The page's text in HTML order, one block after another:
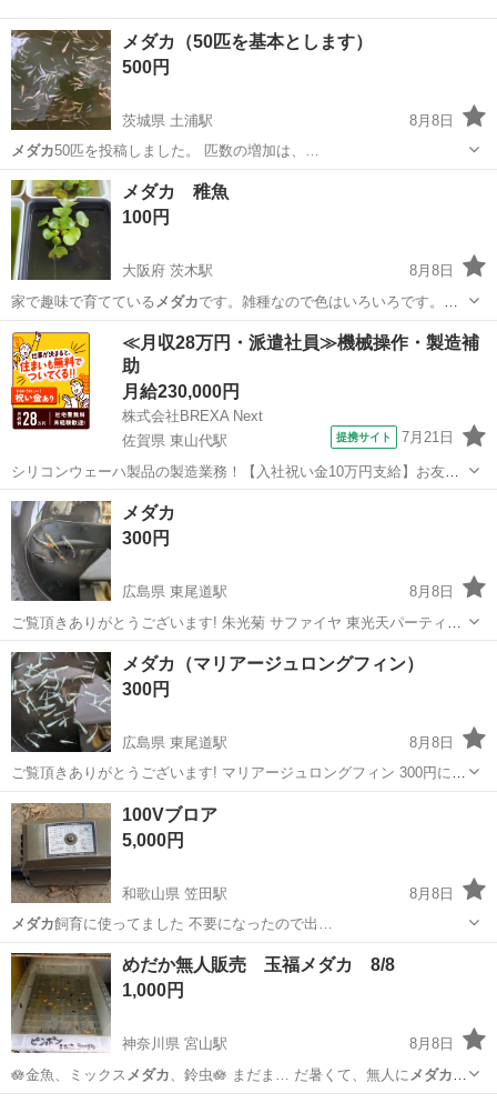
メダカ（50匹を基本とします）
500円
茨城県 土浦駅
8月8日
メダカ50匹を投稿しました。 匹数の増加は、…
茨城 土浦市 土浦駅 その他
メダカ 稚魚
100円
大阪府 茨木駅
8月8日
家で趣味で育てているメダカです。雑種なので色はいろいろです。
こ…
大阪 茨木市 茨木駅 その他 稚魚
≪月収28万円・派遣社員≫機械操作・製造補
助
月給230,000円
株式会社BREXA Next
佐賀県 東山代駅
提携サイト 7月21日
シリコンウェーハ製品の製造業務！【入社祝い金10万円支給】お友達
やカップルとの応募OK◎年間休日129日＆休出なしでプライベート充
実♪業務はクリーンルームで快適作業◎自社正社員登用制度あり★1食
300円～の格安食堂あり！《佐...
佐賀 伊万里市
メダカ
300円
広島県 東尾道駅
8月8日
ご覧頂きありがとうございます! 朱光菊 サファイヤ 東光天パーティー
ドレス 三色ラメ 王華 一匹３００円にてお譲り致します。 沢山買われ
る方には、少しサービス致します。 その他にも ユリシス 紅白 マリア
ージュロングフィン...
広島 尾道市 東尾道駅
メダカ（マリアージュロングフィン）
300円
広島県 東尾道駅
8月8日
ご覧頂きありがとうございます! マリアージュロングフィン 300円にて
お譲り致します。 沢山買われる方には、少しサービス致します。 その
他にも 朱光菊 サファイヤ 東天光パーティードレス 三色ラメ 王華 ユ
リシス 紅白ラメ...
広島 尾道市 東尾道駅
100Vブロア
5,000円
和歌山県 笠田駅
8月8日
メダカ飼育に使ってました 不要になったので出…
和歌山 伊都郡 笠田駅 その他 ブロア
めだか無人販売 玉福メダカ 8/8
1,000円
神奈川県 宮山駅
8月8日
🪷金魚、ミックス メダカ 、鈴虫🪷 まだま… だ暑くて、無人に メダカ
すのお休みしてま… した🙏💦メダカは、ミックスだけ出…